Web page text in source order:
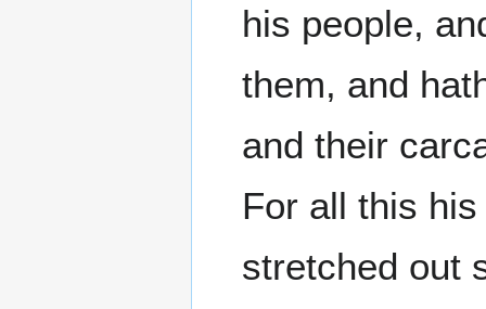
his people,
them, and
and their
For all this
stretched out